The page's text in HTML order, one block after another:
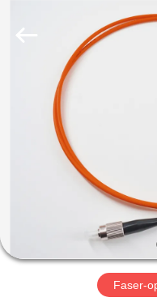
HAUS
PRODUKTE
FABRIK-
AUSFLUG
Co.,Ltd.
Faser-